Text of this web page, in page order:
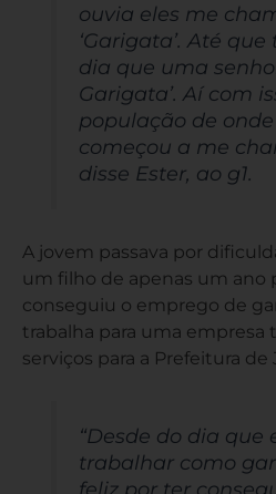
ouvia eles me
‘Garigata’. Até
dia que uma
Garigata’. Aí com
população de
começou a me
disse Ester, ao g1.
A jovem passava por
um filho de apenas um ano
conseguiu o emprego de
trabalha para uma empresa
serviços para a Prefeitura
“Desde do dia que
trabalhar como
feliz por ter